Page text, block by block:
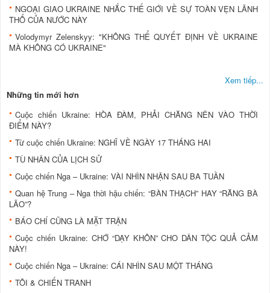
NGOẠI GIAO UKRAINE NHẮC THẾ GIỚI VỀ SỰ TOÀN VẸN LÃNH
THỔ CỦA NƯỚC NÀY
Volodymyr Zelenskyy: "KHÔNG THỂ QUYẾT ĐỊNH VỀ UKRAINE
MÀ KHÔNG CÓ UKRAINE"
Xem tiếp...
Những tin mới hơn
Cuộc chiến Ukraine: HÒA ĐÀM, PHẢI CHĂNG NÊN VÀO THỜI
ĐIỂM NÀY?
Từ cuộc chiến Ukraine: NGHĨ VỀ NGÀY 17 THÁNG HAI
TÙ NHÂN CỦA LỊCH SỬ
Cuộc chiến Nga – Ukraine: VÀI NHÌN NHẬN SAU BA TUẦN
Quan hệ Trung – Nga thời hậu chiến: “BÀN THẠCH” HAY “RĂNG BÀ
LÃO”?
BÁO CHÍ CŨNG LÀ MẶT TRẬN
Cuộc chiến Ukraine: CHỚ “DẠY KHÔN” CHO DÂN TỘC QUẢ CẢM
NÀY!
Cuộc chiến Nga – Ukraine: CÁI NHÌN SAU MỘT THÁNG
TÔI & CHIẾN TRANH